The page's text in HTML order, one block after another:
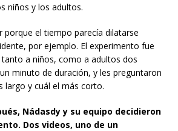
niños y los adultos.
porque el tiempo parecía dilatarse
por ejemplo. El experimento fue
a niños, como a adultos dos
minuto de duración, y les preguntaron
largo y cuál el más corto.
Nádasdy y su equipo decidieron
Dos videos, uno de un